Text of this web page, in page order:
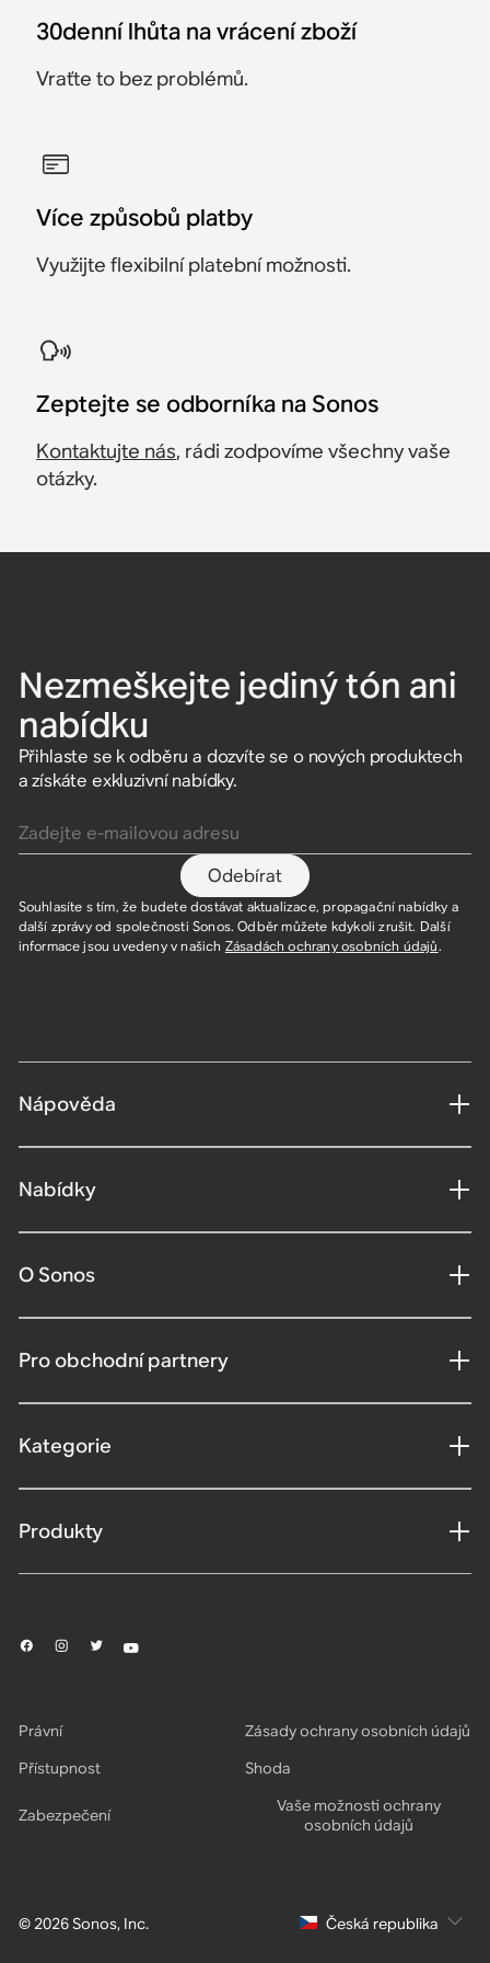
30denní lhůta na vrácení zboží
Vraťte to bez problémů.
Více způsobů platby
Využijte flexibilní platební možnosti.
Zeptejte se odborníka na Sonos
Kontaktujte nás, rádi zodpovíme všechny vaše
otázky.
Nezmeškejte jediný tón ani
nabídku
Přihlaste se k odběru a dozvíte se o nových produktech
a získáte exkluzivní nabídky.
Odebírat
Souhlasíte s tím, že budete dostávat aktualizace, propagační nabídky a
další zprávy od společnosti Sonos. Odběr můžete kdykoli zrušit. Další
informace jsou uvedeny v našich Zásadách ochrany osobních údajů.
Nápověda
Nabídky
O Sonos
Pro obchodní partnery
Kategorie
Produkty
© 2026 Sonos, Inc.
Právní
Zásady ochrany osobních údajů
Přístupnost
Shoda
Zabezpečení
Vaše možnosti ochrany
osobních údajů
Česká republika